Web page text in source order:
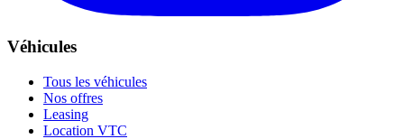
Véhicules
Tous les véhicules
Nos offres
Leasing
Location VTC